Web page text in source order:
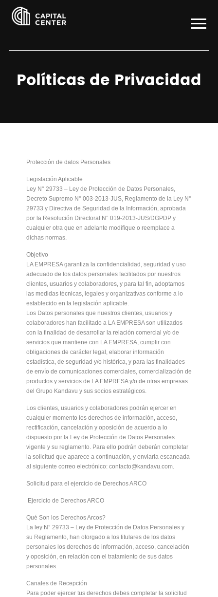
Políticas de Privacidad
Protección de datos Personales
Legislación Aplicable
Ley N° 29733 – Ley de Protección de Datos Personales,
Decreto Supremo N° 003-2013-JUS, Reglamento de la Ley N°
29733 y Directiva de Seguridad de la Información, aprobada
por la Resolución Directoral N° 019-2013-JUS/DGPDP y
cualquier otra que en adelante modifique o reemplace a
dichas normas.
Objetivo
LA EMPRESA garantiza la confidencialidad, seguridad y uso
adecuado de los datos personales facilitados por nuestros
clientes, usuarios y colaboradores, y para tal fin, adoptamos
las medidas técnicas, legales y organizativas conforme a lo
establecido en la legislación aplicable.
Los Datos personales que nuestros clientes, usuarios y
colaboradores han facilitado a LA EMPRESA son utilizados
con la finalidad de desarrollar la relación comercial y/o de
servicios que mantiene con LA EMPRESA, cumplir con
obligaciones de carácter legal, elaborar información
estadística, de seguridad y/o histórica, y para las finalidades
de envío de comunicaciones comerciales, comercialización de
productos y servicios de LA EMPRESA y/o de otras empresas
del Grupo Kandavu y sus socios estratégicos.
Los clientes, usuarios y colaboradores podrán ejercer en
cualquier momento los derechos de información, acceso,
rectificación, cancelación y oposición de acuerdo a lo
dispuesto por la Ley de Protección de Datos Personales
vigente y su reglamento. Para ello podrán deberán completar
la solicitud que aparece a continuación, y enviarla escaneada
al siguiente correo electrónico: contacto@kandavu.com.
Solicitud para el ejercicio de Derechos ARCO
Ejercicio de Derechos ARCO
Qué Son los Derechos Arcos?
La ley N° 29733 – Ley de Protección de Datos Personales y
su Reglamento, han otorgado a los titulares de los datos
personales los derechos de información, acceso, cancelación
y oposición, en relación con el tratamiento de sus datos
personales.
Canales de Recepción
Para poder ejercer tus derechos debes completar la solicitud